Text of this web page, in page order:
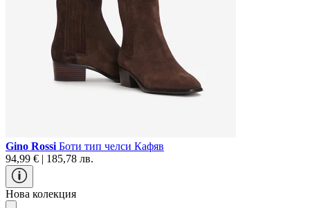
Gino Rossi Боти тип челси Кафяв
94,99 € | 185,78 лв.
Нова колекция